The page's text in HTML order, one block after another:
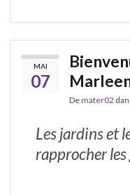
MAI
07
Demater02
Les jardins et
rapprocher les